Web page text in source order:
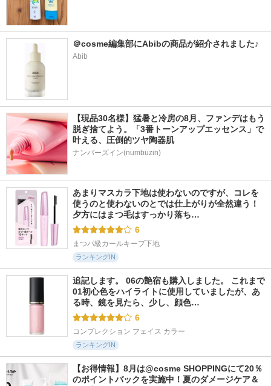
＠cosme編集部にAbibの商品が紹介されました♪
Abib
【現品30名様】猛暑と冷房の8月、ファンデはもう
脱ぎ捨てよう。「3番トーンアップエッセンス」で
叶える、圧倒的ツヤ陶器肌
ナンバーズイン(numbuzin)
あまりマスカラ下地は使わないのですが、コレを
使うのと使わないのとでは仕上がりが全然違う！
夕方にはまつ毛はすっかり落ち…
6
まつパ級カールキープ下地
ランキングIN
追記します。 06の艶宿も購入しました。 これまで
01初心色をハイライトに使用していましたが、あ
る時、鏡を見たら、少し、顔色…
6
コンプレクション フェイス カラー
ランキングIN
【お得情報】8月は@cosme SHOPPINGにて20％
のポイントバックを実施中！夏のダメージケア＆